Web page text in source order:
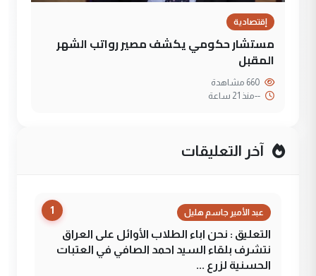
إقتصادية
مستشار حكومي يكشف مصير رواتب الشهر
المقبل
--منذ 21 ساعة
آخر التعليقات
1 عبد الأمير جاسم هليل
التعليق : نحن اباء الطلاب الأوائل على العراق
نتشرف بلقاء السيد احمد الصافي في العتبات
الحسنية لزرع ...